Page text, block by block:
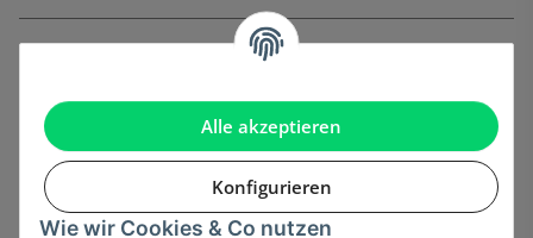
Alle akzeptieren
Konfigurieren
Wie wir Cookies & Co nutzen
Informationen
Gesetzliche Informationen